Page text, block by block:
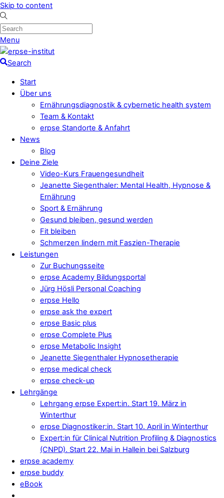
Skip to content
Menu
Search
Start
Über uns
Ernährungsdiagnostik & cybernetic health system
Team & Kontakt
erpse Standorte & Anfahrt
News
Blog
Deine Ziele
Video-Kurs Frauengesundheit
Jeanette Siegenthaler: Mental Health, Hypnose &
Ernährung
Sport & Ernährung
Gesund bleiben, gesund werden
Fit bleiben
Schmerzen lindern mit Faszien-Therapie
Leistungen
Zur Buchungsseite
erpse Academy Bildungsportal
Jürg Hösli Personal Coaching
erpse Hello
erpse ask the expert
erpse Basic plus
erpse Complete Plus
erpse Metabolic Insight
Jeanette Siegenthaler Hypnosetherapie
erpse medical check
erpse check-up
Lehrgänge
Lehrgang erpse Expert:in. Start 19. März in
Winterthur
erpse Diagnostiker:in. Start 10. April in Winterthur
Expert:in für Clinical Nutrition Profiling & Diagnostics
(CNPD). Start 22. Mai in Hallein bei Salzburg
erpse academy
erpse buddy
eBook